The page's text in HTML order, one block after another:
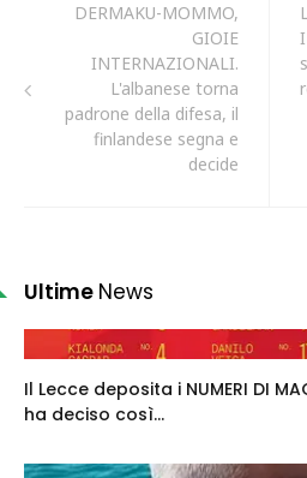
DERMAKU-MOMMO,
GIOIE
INTERNAZIONALI.
L'albanese torna
padrone della difesa, il
finlandese segna e
decide
Ultime News
Il Lecce deposita i NUMERI DI
ha deciso così...